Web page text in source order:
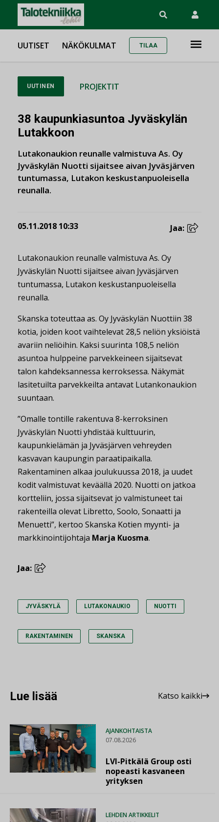
UUTISET NÄKÖKULMAT TILAA
UUTINEN PROJEKTIT
38 kaupunkiasuntoa Jyväskylän
Lutakkoon
Lutakonaukion reunalle valmistuva As. Oy
Jyväskylän Nuotti sijaitsee aivan Jyväsjärven
tuntumassa, Lutakon keskustanpuoleisella
reunalla.
05.11.2018 10:33 Jaa:
Lutakonaukion reunalle valmistuva As. Oy
Jyväskylän Nuotti sijaitsee aivan Jyväsjärven
tuntumassa, Lutakon keskustanpuoleisella
reunalla.
Skanska toteuttaa as. Oy Jyväskylän Nuottiin 38
kotia, joiden koot vaihtelevat 28,5 neliön yksiöistä
avariin neliöihin. Kaksi suurinta 108,5 neliön
asuntoa hulppeine parvekkeineen sijaitsevat
talon kahdeksannessa kerroksessa. Näkymät
lasitetuilta parvekkeilta antavat Lutankonaukion
suuntaan.
”Omalle tontille rakentuva 8-kerroksinen
Jyväskylän Nuotti yhdistää kulttuurin,
kaupunkielämän ja Jyväsjärven vehreyden
kasvavan kaupungin paraatipaikalla.
Rakentaminen alkaa joulukuussa 2018, ja uudet
kodit valmistuvat keväällä 2020. Nuotti on jatkoa
kortteliin, jossa sijaitsevat jo valmistuneet tai
rakenteilla olevat Libretto, Soolo, Sonaatti ja
Menuetti”, kertoo Skanska Kotien myynti- ja
markkinointijohtaja Marja Kuosma.
Jaa:
JYVÄSKYLÄ LUTAKONAUKIO NUOTTI
RAKENTAMINEN SKANSKA
Lue lisää Katso kaikki
AJANKOHTAISTA
07.08.2026
LVI-Pitkälä Group osti
nopeasti kasvaneen
yrityksen
LEHDEN ARTIKKELIT